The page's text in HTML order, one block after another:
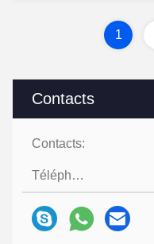
Contacts
Contacts:
Téléphone:
1